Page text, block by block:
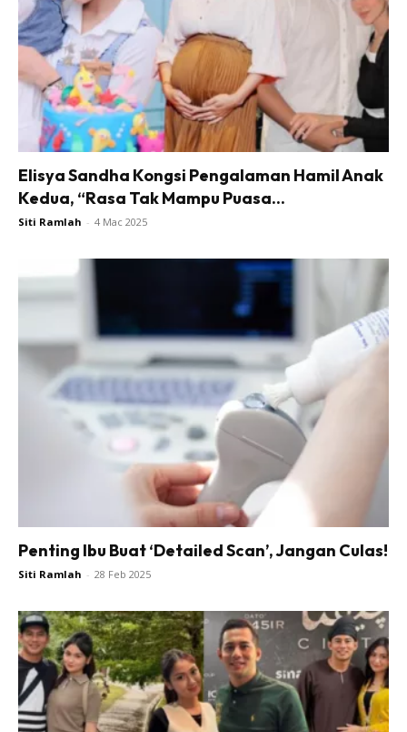
Elisya Sandha Kongsi Pengalaman Hamil Anak
Kedua, “Rasa Tak Mampu Puasa...
Siti Ramlah - 4 Mac 2025
Penting Ibu Buat ‘Detailed Scan’, Jangan Culas!
Siti Ramlah - 28 Feb 2025